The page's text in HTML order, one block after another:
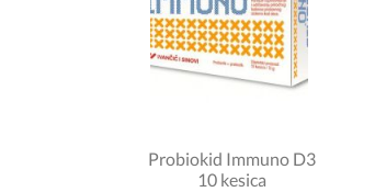
Probiokid Immuno D3
10 kesica